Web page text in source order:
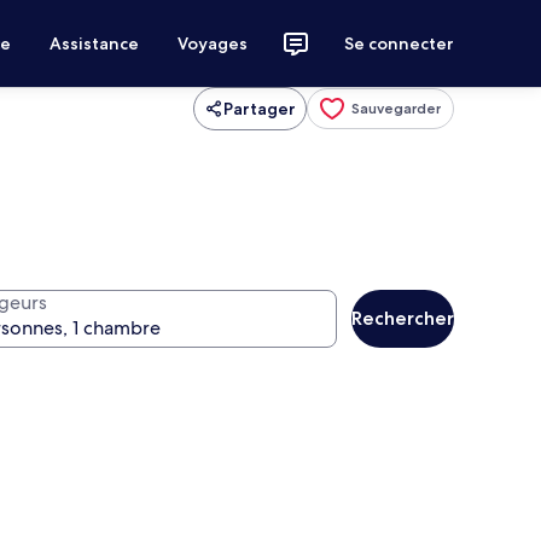
Assistance Voyages Se connecter
Partager Sauvegarder
Rechercher